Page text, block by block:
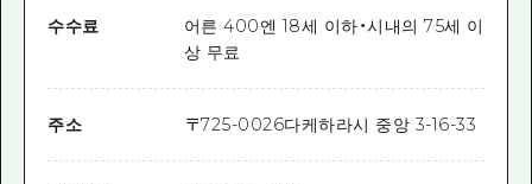
수수료
어른 400엔 18세 이하・시내의 75세 이
상 무료
주소 〒725-0026다케하라시 중앙 3-16-33